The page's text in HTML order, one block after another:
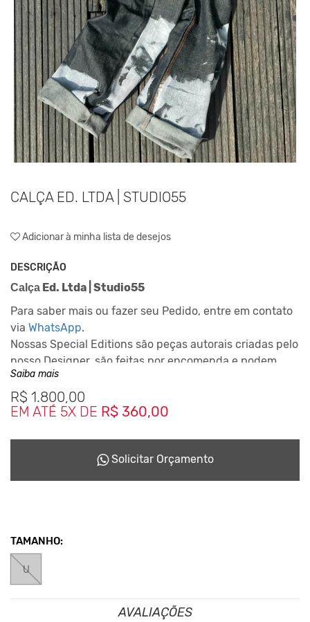
CALÇA ED. LTDA | STUDIO55
Adicionar à minha lista de desejos
DESCRIÇÃO
Calça Ed. Ltda | Studio55
Para saber mais ou fazer seu Pedido, entre em contato
via WhatsApp.
Nossas Special Editions são peças autorais criadas pelo
nosso Designer, são feitas por encomenda e podem
levar até 10 dias para ficarem prontas dependendo da
disponiblidade do nosso Studio de Criação.
Este Conceito da Marca nasceu desde o inicio em 2001,
seriam jogadas no meio ambiente.
Saiba mais
R$ 1.800,00
EM ATÉ 5X DE R$ 360,00
Solicitar Orçamento
TAMANHO:
U
AVALIAÇÕES